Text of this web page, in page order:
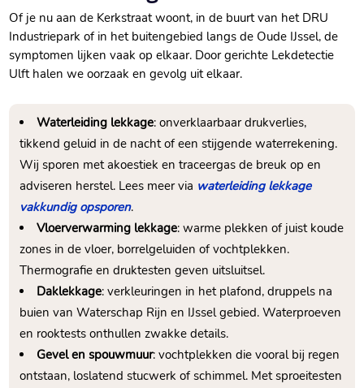
Of je nu aan de Kerkstraat woont, in de buurt van het DRU
Industriepark of in het buitengebied langs de Oude IJssel, de
symptomen lijken vaak op elkaar.​ Door gerichte Lekdetectie
Ulft halen we oorzaak en gevolg uit elkaar.​
Waterleiding lekkage: onverklaarbaar drukverlies,
tikkend geluid in de nacht of een stijgende waterrekening.​
Wij sporen met akoestiek en traceergas de breuk op en
adviseren herstel.​ Lees meer via waterleiding lekkage
vakkundig opsporen.​
Vloerverwarming lekkage: warme plekken of juist koude
zones in de vloer, borrelgeluiden of vochtplekken.​
Thermografie en druktesten geven uitsluitsel.​
Daklekkage: verkleuringen in het plafond, druppels na
buien van Waterschap Rijn en IJssel gebied.​ Waterproeven
en rooktests onthullen zwakke details.​
Gevel en spouwmuur: vochtplekken die vooral bij regen
ontstaan, loslatend stucwerk of schimmel.​ Met sproeitesten